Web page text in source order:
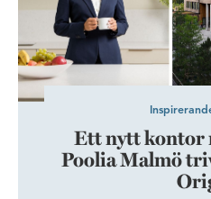
Ett nytt kontor
Poolia Malmö